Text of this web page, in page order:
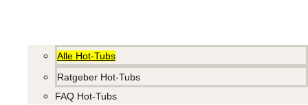
Alle Hot-Tubs
Ratgeber Hot-Tubs
FAQ Hot-Tubs